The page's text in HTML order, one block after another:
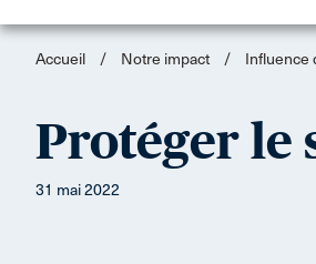
Accueil / Notre impact / Influence
Protéger le
31 mai 2022